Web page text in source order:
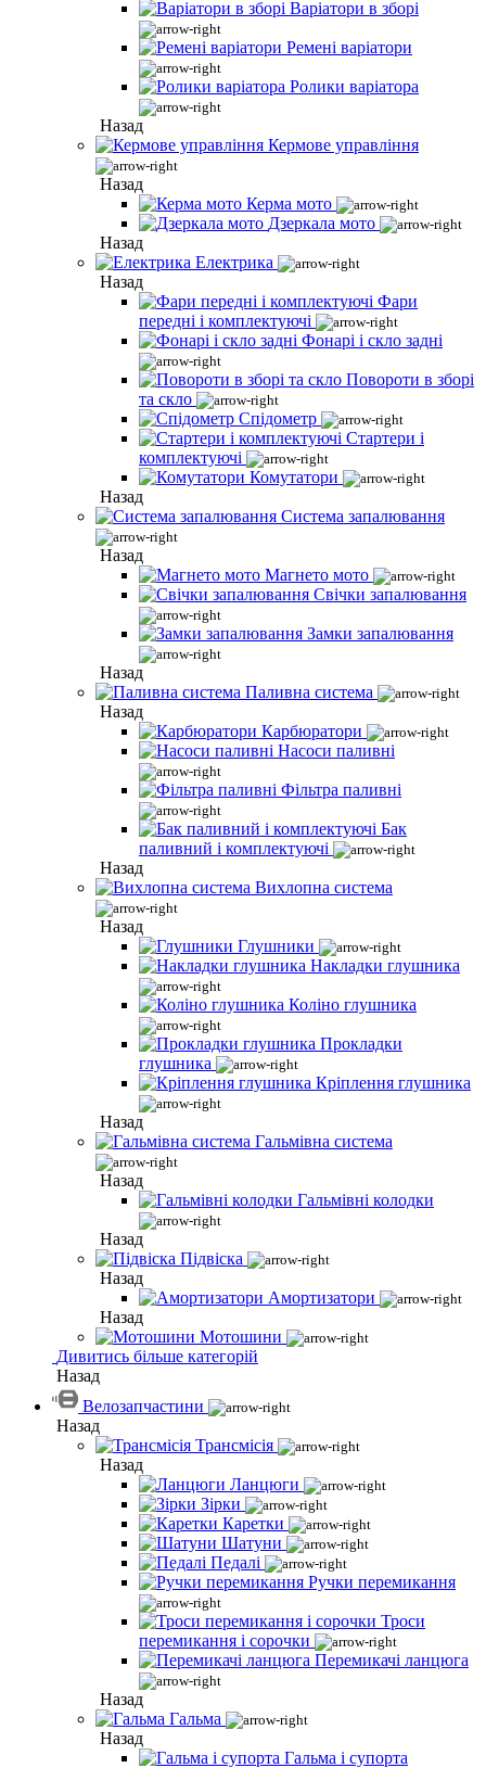
Варіатори в зборі
Ремені варіатори
Ролики варіатора
Назад
Кермове управління
Назад
Керма мото
Дзеркала мото
Назад
Електрика
Назад
Фари
передні і комплектуючі
Фонарі і скло задні
Повороти в зборі
та скло
Спідометр
Стартери і
комплектуючі
Комутатори
Назад
Система запалювання
Назад
Магнето мото
Свічки запалювання
Замки запалювання
Назад
Паливна система
Назад
Карбюратори
Насоси паливні
Фільтра паливні
Бак
паливний і комплектуючі
Назад
Вихлопна система
Назад
Глушники
Накладки глушника
Коліно глушника
Прокладки
глушника
Кріплення глушника
Назад
Гальмівна система
Назад
Гальмівні колодки
Назад
Підвіска
Назад
Амортизатори
Назад
Мотошини
Дивитись більше категорій
Назад
Велозапчастини
Назад
Трансмісія
Назад
Ланцюги
Зірки
Каретки
Шатуни
Педалі
Ручки перемикання
Троси
перемикання і сорочки
Перемикачі ланцюга
Назад
Гальма
Назад
Гальма і супорта